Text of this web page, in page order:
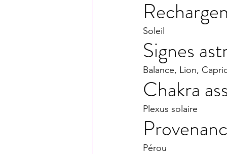
Soleil
Signes
Balance, Lion,
Chakra
Plexus solaire
Pérou